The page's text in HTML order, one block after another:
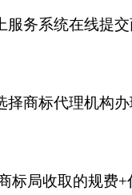
服务系统在线提
择商标代理机构
标局收取的规费